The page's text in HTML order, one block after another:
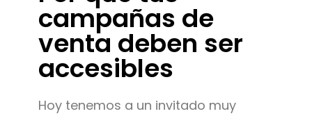
campañas de
venta deben ser
accesibles
Hoy tenemos a un invitado muy